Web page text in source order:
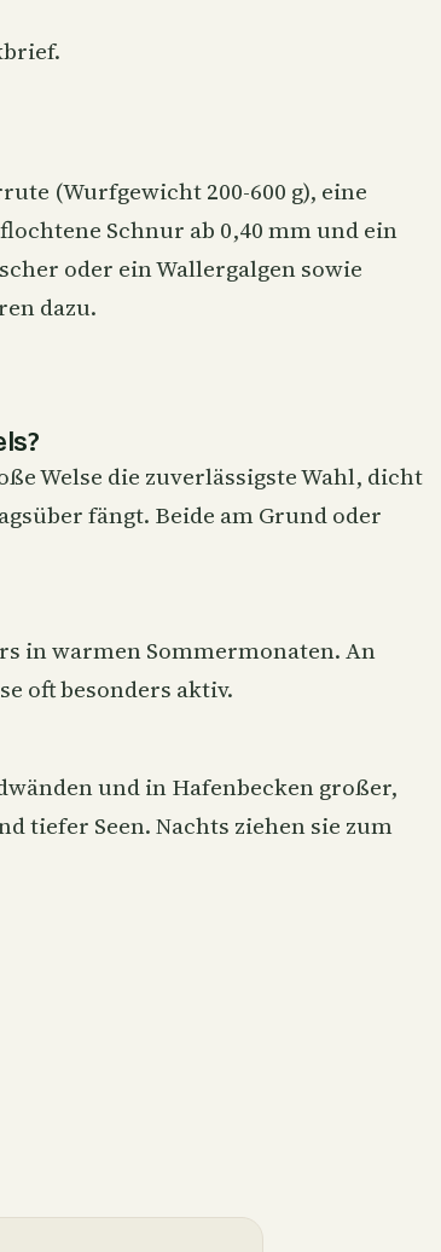
.
(Wurfgewicht 200-600 g), eine
Schnur ab 0,40 mm und ein
oder ein Wallergalgen sowie
dazu.
Welse die zuverlässigste Wahl, dicht
fängt. Beide am Grund oder
in warmen Sommermonaten. An
oft besonders aktiv.
und in Hafenbecken großer,
tiefer Seen. Nachts ziehen sie zum